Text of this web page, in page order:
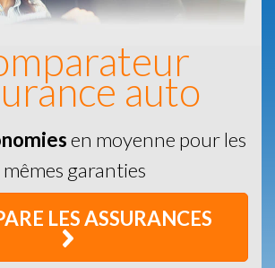
auto
en moyenne pour les
mêmes garanties
LES ASSURANCES